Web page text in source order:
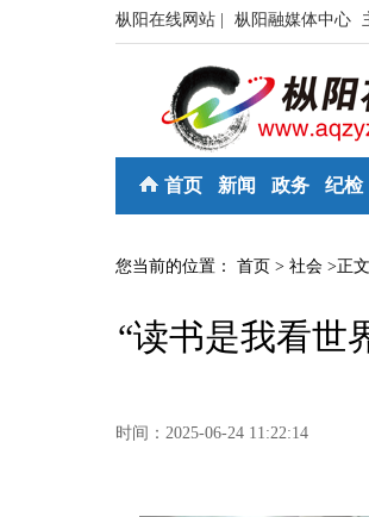
枞阳在线网站 | 枞阳融媒体中心
首页 新闻 政务 纪检
您当前的位置： 首页 > 社会 >正文
“读书是我看世
时间：2025-06-24 11:22:14